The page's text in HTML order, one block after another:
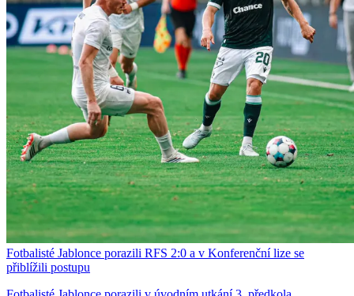
Fotbalisté Jablonce porazili RFS 2:0 a v Konferenční lize se
přiblížili postupu